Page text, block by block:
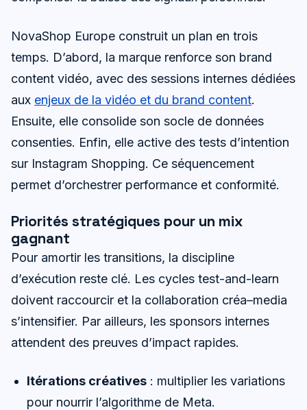
NovaShop Europe construit un plan en trois
temps. D’abord, la marque renforce son brand
content vidéo, avec des sessions internes dédiées
aux enjeux de la vidéo et du brand content.
Ensuite, elle consolide son socle de données
consenties. Enfin, elle active des tests d’intention
sur Instagram Shopping. Ce séquencement
permet d’orchestrer performance et conformité.
Priorités stratégiques pour un mix
gagnant
Pour amortir les transitions, la discipline
d’exécution reste clé. Les cycles test-and-learn
doivent raccourcir et la collaboration créa–media
s’intensifier. Par ailleurs, les sponsors internes
attendent des preuves d’impact rapides.
Itérations créatives : multiplier les variations
pour nourrir l’algorithme de Meta.